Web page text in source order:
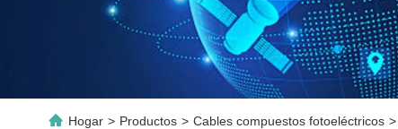
Hogar > Productos > Cables compuestos fotoeléctricos >